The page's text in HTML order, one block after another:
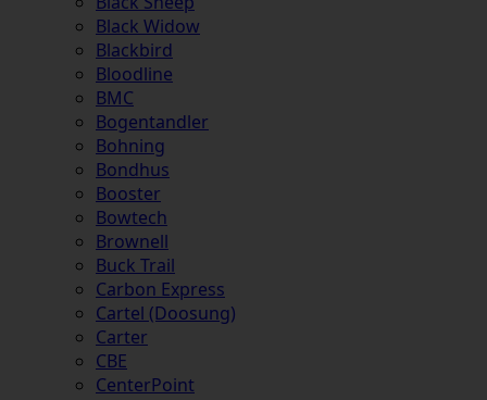
Black Widow
Blackbird
Bloodline
BMC
Bogentandler
Bohning
Bondhus
Booster
Bowtech
Brownell
Buck Trail
Carbon Express
Cartel (Doosung)
Carter
CBE
CenterPoint